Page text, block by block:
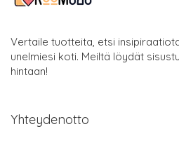
Vertaile tuotteita, etsi
unelmiesi koti. Meiltä löydät
hintaan!
Yhteydenotto